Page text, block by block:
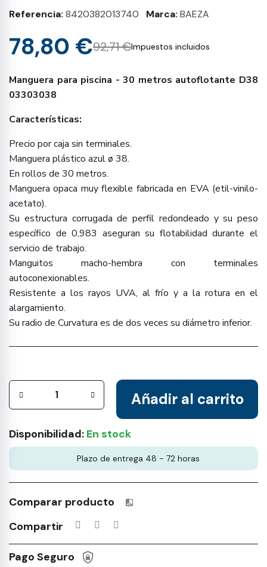
Referencia 8420382013740 Marca BAEZA
92,71 €
78,80 € Impuestos incluidos
Manguera para piscina - 30 metros autoflotante D38
03303038
Características:
Precio por caja sin terminales.
Manguera plástico azul ø 38.
En rollos de 30 metros.
Manguera opaca muy flexible fabricada en EVA (etil-vinilo-
acetato).
Su estructura corrugada de perfil redondeado y su peso
específico de 0,983 aseguran su flotabilidad durante el
servicio de trabajo.
Manguitos macho-hembra con terminales
autoconexionables.
Resistente a los rayos UVA, al frío y a la rotura en el
alargamiento.
Su radio de Curvatura es de dos veces su diámetro inferior.
Añadir al carrito
Disponibilidad: En stock
Plazo de entrega 48 - 72 horas
Comparar producto Productos incluidos en tu lista
Compartir
Pago Seguro